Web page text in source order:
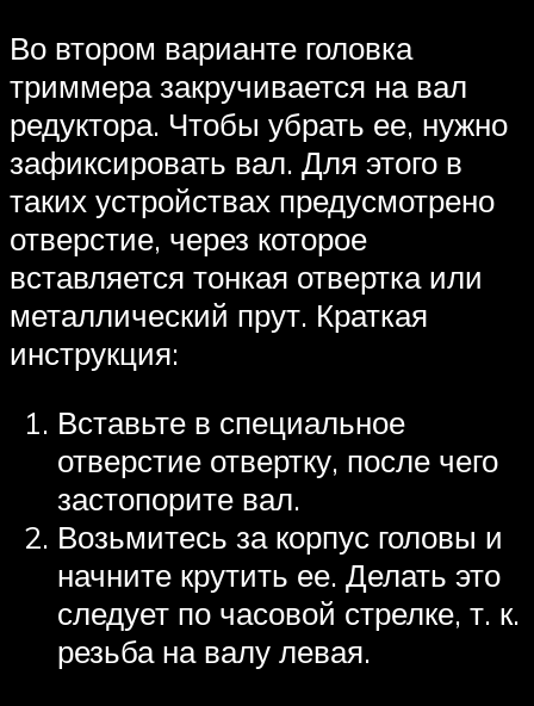
Во втором варианте головка
триммера закручивается на вал
редуктора. Чтобы убрать ее, нужно
зафиксировать вал. Для этого в
таких устройствах предусмотрено
отверстие, через которое
вставляется тонкая отвертка или
металлический прут. Краткая
инструкция:
Вставьте в специальное
отверстие отвертку, после чего
застопорите вал.
Возьмитесь за корпус головы и
начните крутить ее. Делать это
следует по часовой стрелке, т. к.
резьба на валу левая.